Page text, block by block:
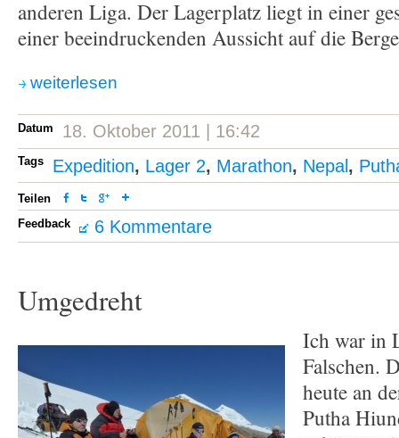
anderen Liga. Der Lagerplatz liegt in einer
einer beeindruckenden Aussicht auf die
weiterlesen
Datum 18. Oktober 2011 | 16:42
Tags Expedition, Lager 2, Marathon, Nepal ,
Teilen
Feedback
6 Kommentare
Umgedreht
Ich war in
Falschen.
heute an
Putha